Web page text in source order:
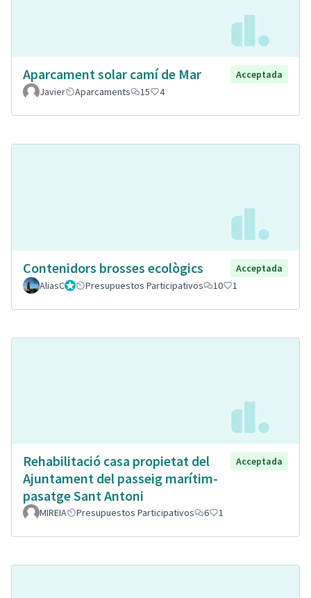
Aparcament solar camí de Mar
Acceptada
Javier
Aparcaments 15 4
Contenidors brosses ecològics
Acceptada
AliasCGestorPresupuestos Participativos 10 1
Rehabilitació casa propietat del
Ajuntament del passeig marítim-
pasatge Sant Antoni
Acceptada
MIREIA Presupuestos Participativos 6 1